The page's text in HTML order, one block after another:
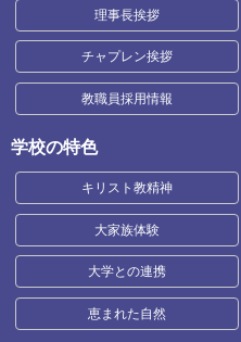
理事長挨拶
チャプレン挨拶
教職員採用情報
学校の特色
キリスト教精神
大家族体験
大学との連携
恵まれた自然